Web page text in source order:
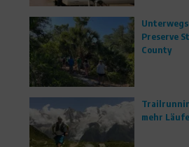
Preserve
County
mehr